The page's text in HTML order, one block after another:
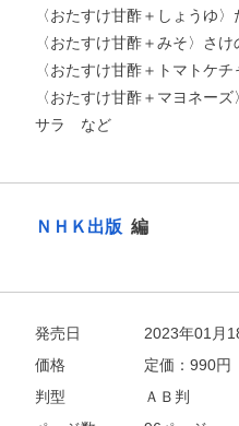
〈おたすけ甘酢＋しょうゆ
〈おたすけ甘酢＋みそ〉さ
〈おたすけ甘酢＋トマトケ
〈おたすけ甘酢＋マヨネー
サラ など
ＮＨＫ出版 編
発売日
2023年01月
価格
定価： 990円
判型
ＡＢ判